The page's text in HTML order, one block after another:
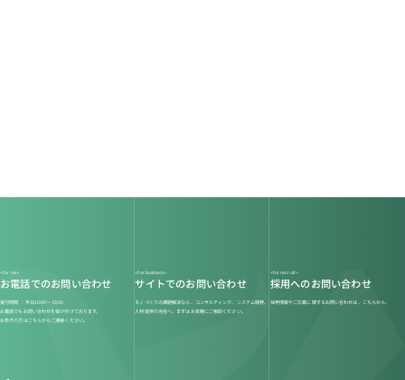
<for tel>
お電話でのお問い合わせ
受付時間 ： 平日10:00〜18:00
お電話でもお問い合わせを受け付けております。
お急ぎの方はこちらからご連絡ください。
<for business>
サイトでのお問い合わせ
モノづくりの課題解決なら、コンサルティング、システム開発、
人材提供の当社へ。まずはお気軽にご相談ください。
<for recruit>
採用へのお問い合わせ
採用情報やご応募に関するお問い合わせは、こちらから。